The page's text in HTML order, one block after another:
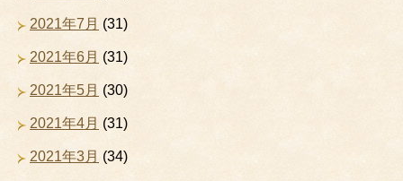
2021年7月 (31)
2021年6月 (31)
2021年5月 (30)
2021年4月 (31)
2021年3月 (34)